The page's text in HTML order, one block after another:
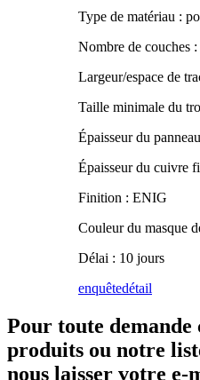
Type de matériau :
Nombre de couches :
Largeur/espace de
Taille minimale du
Épaisseur du
Épaisseur du cuivre
Finition : ENIG
Couleur du masque
Délai : 10 jours
enquêtedétail
Pour toute demande
produits ou notre
nous laisser votre e-